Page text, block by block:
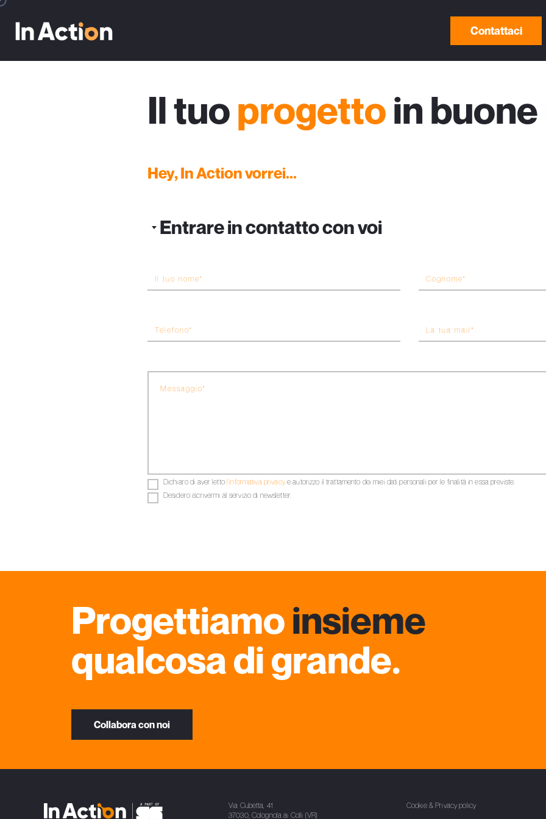
Contattaci
Il tuoprogettoin
Hey, In Action vorrei...
Entrare in contatto con voi
Dichiaro di aver letto l’informativa privacye autorizzo il trattamento dei miei dati personali per le finalità in essa previste.
Desidero iscrivermi al servizio di newsletter.
Progettiamoinsieme
qualcosa di grande.
Collabora con noi
Via Cubetta, 41
37030, Colognola ai Colli (VR)
Cookie & Privacy policy